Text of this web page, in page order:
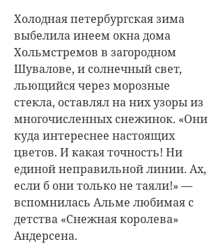
Холодная петербургская зима
выбелила инеем окна дома
Хольмстремов в загородном
Шувалове, и солнечный свет,
льющийся через морозные
стекла, оставлял на них узоры из
многочисленных снежинок. «Они
куда интереснее настоящих
цветов. И какая точность! Ни
единой неправильной линии. Ах,
если б они только не таяли!» —
вспомнилась Альме любимая с
детства «Снежная королева»
Андерсена.